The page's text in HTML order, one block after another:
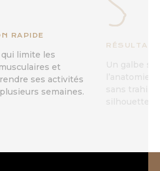
RAPIDE
limite les
et
ses activités
semaines.
RÉSULTAT
Un galbe
l’anatomie
sans trahir
silhouette.